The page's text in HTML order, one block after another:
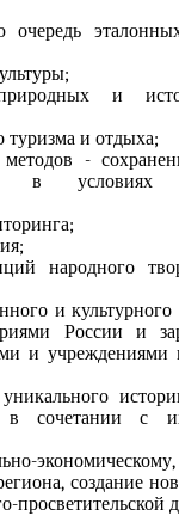
и
туризма и отдыха;
-
в условиях
народного
и культурного
России и
и учреждениями
в сочетании с
экономическому,
создание
просветительской